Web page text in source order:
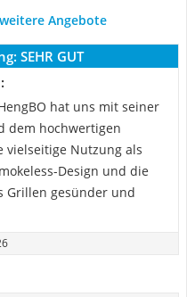
Angebote
SEHR GUT
hat uns mit seiner
dem hochwertigen
vielseitige Nutzung als
Design und die
Grillen gesünder und